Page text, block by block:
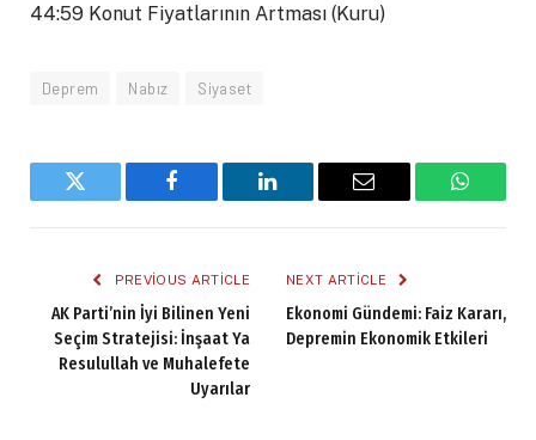
44:59 Konut Fiyatlarının Artması (Kuru)
Deprem Nabız Siyaset
Twitter Facebook LinkedIn Email
PREVIOUS ARTICLE
AK Parti’nin İyi Bilinen Yeni
Seçim Stratejisi: İnşaat Ya
Resulullah ve Muhalefete
Uyarılar
NEXT ARTICLE
Ekonomi Gündemi: Faiz Kararı,
Depremin Ekonomik Etkileri